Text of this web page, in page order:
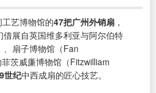
艺博物馆的47把广州外销扇 ，
借展自英国维多利亚与阿尔伯特
扇子博物馆（Fan
茨威廉博物馆（Fitzwilliam
世纪中西成扇的匠心技艺。